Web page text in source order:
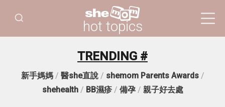
hot topics
TRENDING #
新手媽媽/ 醫she直說/ shemom Parents Awards/
shehealth/ BB濕疹/ 備孕/ 親子好去處